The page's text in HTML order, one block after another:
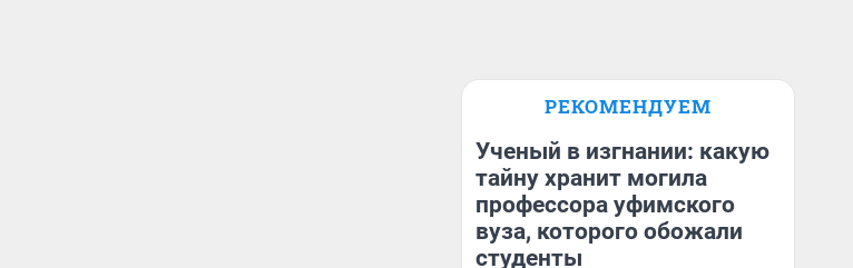
РЕКОМЕНДУЕМ
Ученый в изгнании: какую
тайну хранит могила
профессора уфимского
вуза, которого обожали
студенты